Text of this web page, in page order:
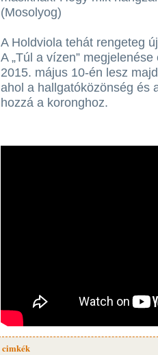
(Mosolyog)
A Holdviola tehát rengeteg
A „Túl a vízen”
2015. május 10-én lesz
ahol a hallgatóközönség és
hozzá a koronghoz.
cimkék